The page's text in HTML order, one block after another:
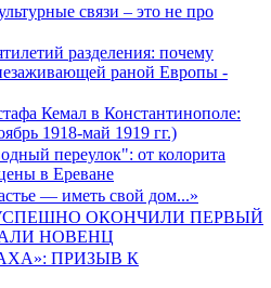
связи – это не про
разделения: почему
незаживающей раной Европы -
Кемал в Константинополе:
1918-май 1919 гг.)
переулок": от колорита
в Ереване
— иметь свой дом...»
ОКОНЧИЛИ ПЕРВЫЙ
НОВЕНЦ
ПРИЗЫВ К